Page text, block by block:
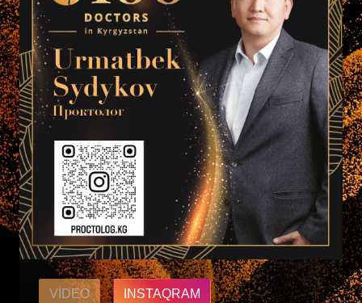
VIDEO INSTAQRAM